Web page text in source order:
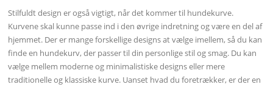
Stilfuldt design er også vigtigt, når det kommer til hundekurve.
Kurvene skal kunne passe ind i den øvrige indretning og være en del af
hjemmet. Der er mange forskellige designs at vælge imellem, så du kan
finde en hundekurv, der passer til din personlige stil og smag. Du kan
vælge mellem moderne og minimalistiske designs eller mere
traditionelle og klassiske kurve. Uanset hvad du foretrækker, er der en